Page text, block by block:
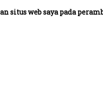
situs web saya pada